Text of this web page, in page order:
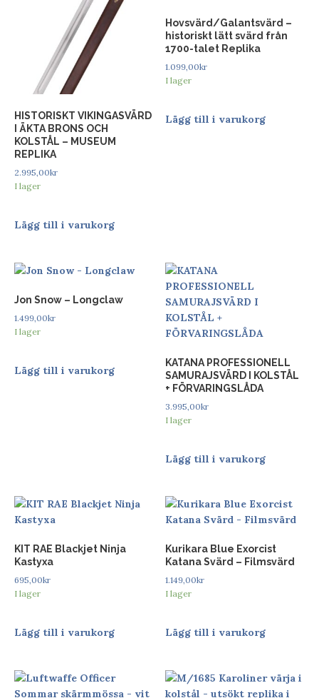
HISTORISKT VIKINGASVÄRD
I ÄKTA BRONS OCH
KOLSTÅL – MUSEUM
REPLIKA
2.995,00kr
I lager
Lägg till i varukorg
Hovsvärd/Galantsvärd –
historiskt lätt svärd från
1700-talet Replika
1.099,00kr
I lager
Lägg till i varukorg
Jon Snow – Longclaw
1.499,00kr
I lager
Lägg till i varukorg
KATANA PROFESSIONELL
SAMURAJSVÄRD I KOLSTÅL
+ FÖRVARINGSLÅDA
3.995,00kr
I lager
Lägg till i varukorg
KIT RAE Blackjet Ninja
Kastyxa
695,00kr
I lager
Lägg till i varukorg
Kurikara Blue Exorcist
Katana Svärd – Filmsvärd
1.149,00kr
I lager
Lägg till i varukorg